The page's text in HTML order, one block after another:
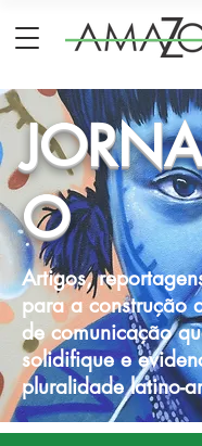
O
Artigos,
para a construção
de comunicação
solidifique e
pluralidade latino-